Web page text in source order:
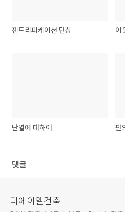
젠트리피케이션 단상 이
단열에 대하여 편
댓글
디에이엘건축